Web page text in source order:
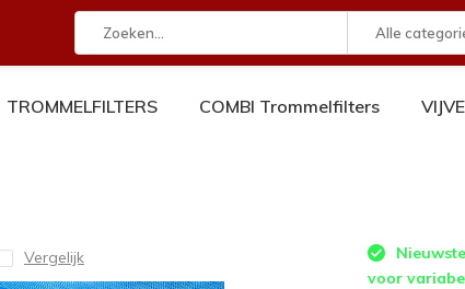
Alle
TROMMELFILTERS COMBI Trommelfilters
Vergelijk
voor